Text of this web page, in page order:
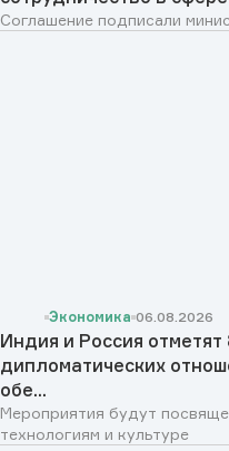
Соглашение подписали
Экономика 06.08.2026
Индия и Россия
дипломатических
обе...
Мероприятия будут
технологиям и культуре